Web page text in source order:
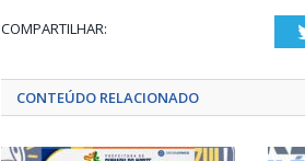
COMPARTILHAR:
CONTEÚDO RELACIONADO